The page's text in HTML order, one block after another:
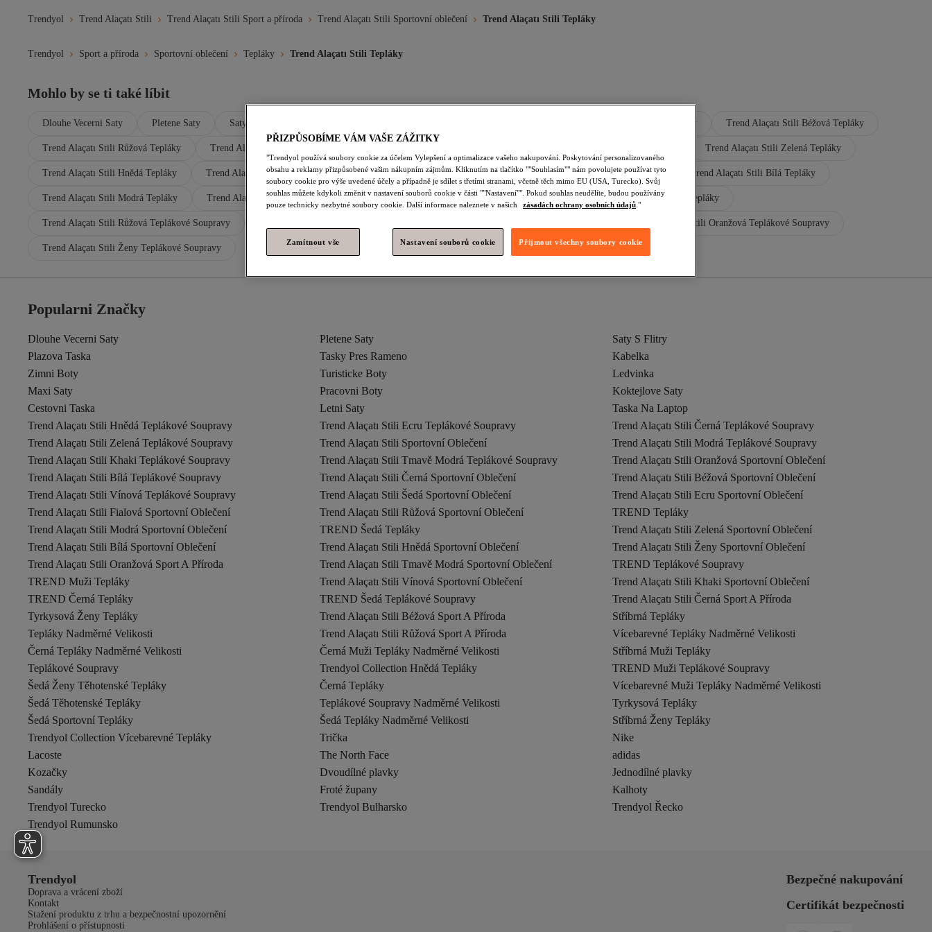
Trendyol Trend Alaçatı Stili Trend Alaçatı Stili Sport a příroda Trend Alaçatı Stili Sportovní oblečení Trend Alaçatı Stili Tepláky
Trendyol Sport a příroda Sportovní oblečení Tepláky Trend Alaçatı Stili Tepláky
Mohlo by se ti také líbit
Dlouhe Vecerni Saty Pletene Saty Saty S Flitry Turisticke Boty Trend Alaçatı Stili Béžová Tepláky
Trend Alaçatı Stili Růžová Tepláky Trend Alaçatı Stili Oranžová Tepláky Trend Alaçatı Stili Zelená Tepláky
Trend Alaçatı Stili Hnědá Tepláky Trend Alaçatı Stili Ecru Tepláky Trend Alaçatı Stili Ženy Tepláky Trend Alaçatı Stili Fialová Tepláky Trend Alaçatı Stili Bílá Tepláky
Trend Alaçatı Stili Modrá Tepláky Trend Alaçatı Stili Teplákové Soupravy Trend Alaçatı Stili Khaki Tepláky Trend Alaçatı Stili Tmavě Modrá Tepláky
Trend Alaçatı Stili Růžová Teplákové Soupravy Trend Alaçatı Stili Oranžová Teplákové Soupravy
Trend Alaçatı Stili Ženy Teplákové Soupravy
Popularni Značky
Dlouhe Vecerni Saty Pletene Saty
Saty S Flitry
Plazova Taska
Tasky Pres Rameno
Kabelka
Zimni Boty
Turisticke Boty
Ledvinka
Maxi Saty
Pracovni Boty
Koktejlove Saty
Cestovni Taska
Letni Saty
Taska Na Laptop
Trend Alaçatı Stili Hnědá Teplákové Soupravy
Trend Alaçatı Stili Ecru Teplákové Soupravy
Trend Alaçatı Stili Černá Teplákové Soupravy
Trend Alaçatı Stili Zelená Teplákové Soupravy
Trend Alaçatı Stili Sportovní Oblečení
Trend Alaçatı Stili Modrá Teplákové Soupravy
Trend Alaçatı Stili Khaki Teplákové Soupravy
Trend Alaçatı Stili Tmavě Modrá Teplákové Soupravy
Trend Alaçatı Stili Oranžová Sportovní Oblečení
Trend Alaçatı Stili Bílá Teplákové Soupravy
Trend Alaçatı Stili Černá Sportovní Oblečení
Trend Alaçatı Stili Béžová Sportovní Oblečení
Trend Alaçatı Stili Vínová Teplákové Soupravy
Trend Alaçatı Stili Šedá Sportovní Oblečení
Trend Alaçatı Stili Ecru Sportovní Oblečení
Trend Alaçatı Stili Fialová Sportovní Oblečení
Trend Alaçatı Stili Růžová Sportovní Oblečení
TREND Tepláky
Trend Alaçatı Stili Modrá Sportovní Oblečení
TREND Šedá Tepláky
Trend Alaçatı Stili Zelená Sportovní Oblečení
Trend Alaçatı Stili Bílá Sportovní Oblečení
Trend Alaçatı Stili Hnědá Sportovní Oblečení
Trend Alaçatı Stili Ženy Sportovní Oblečení
Trend Alaçatı Stili Oranžová Sport A Příroda
Trend Alaçatı Stili Tmavě Modrá Sportovní Oblečení
TREND Teplákové Soupravy
TREND Muži Tepláky
Trend Alaçatı Stili Vínová Sportovní Oblečení
Trend Alaçatı Stili Khaki Sportovní Oblečení
TREND Černá Tepláky
TREND Šedá Teplákové Soupravy
Trend Alaçatı Stili Černá Sport A Příroda
Tyrkysová Ženy Tepláky
Trend Alaçatı Stili Béžová Sport A Příroda
Stříbrná Tepláky
Tepláky Nadměrné Velikosti
Trend Alaçatı Stili Růžová Sport A Příroda
Vícebarevné Tepláky Nadměrné Velikosti
Černá Tepláky Nadměrné Velikosti
Černá Muži Tepláky Nadměrné Velikosti
Stříbrná Muži Tepláky
Teplákové Soupravy
Trendyol Collection Hnědá Tepláky
TREND Muži Teplákové Soupravy
Šedá Ženy Těhotenské Tepláky
Černá Tepláky
Vícebarevné Muži Tepláky Nadměrné Velikosti
Šedá Těhotenské Tepláky
Teplákové Soupravy Nadměrné Velikosti
Tyrkysová Tepláky
Šedá Sportovní Tepláky
Šedá Tepláky Nadměrné Velikosti
Stříbrná Ženy Tepláky
Trendyol Collection Vícebarevné Tepláky
Trička
Nike
Lacoste
The North Face
adidas
Kozačky
Dvoudílné plavky
Jednodílné plavky
Sandály
Froté župany
Kalhoty
Trendyol Turecko
Trendyol Bulharsko
Trendyol Řecko
Trendyol Rumunsko
Trendyol
Doprava a vrácení zboží
Kontakt
Stažení produktu z trhu a bezpečnostní upozornění
Prohlášení o přístupnosti
Bezpečné nakupování
Certifikát bezpečnosti
PŘIZPŮSOBÍME VÁM VAŠE ZÁŽITKY
"Trendyol používá soubory cookie za účelem Vylepšení a optimalizace vašeho nakupování. Poskytování personalizovaného
obsahu a reklamy přizpůsobené vašim nákupním zájmům. Kliknutím na tlačítko ""Souhlasím"" nám povolujete používat tyto
soubory cookie pro výše uvedené účely a případně je sdílet s třetími stranami, včetně těch mimo EU (USA, Turecko). Svůj
souhlas můžete kdykoli změnit v nastavení souborů cookie v části ""Nastavení"". Pokud souhlas neudělíte, budou používány
pouze technicky nezbytné soubory cookie. Další informace naleznete v našich
zásadách ochrany osobních údajů ."
Zamítnout vše Nastavení souborů cookie Přijmout všechny soubory cookie